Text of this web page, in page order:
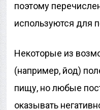
поэтому
используются для
Некоторые из
(например, йод)
пищу, но любые
оказывать